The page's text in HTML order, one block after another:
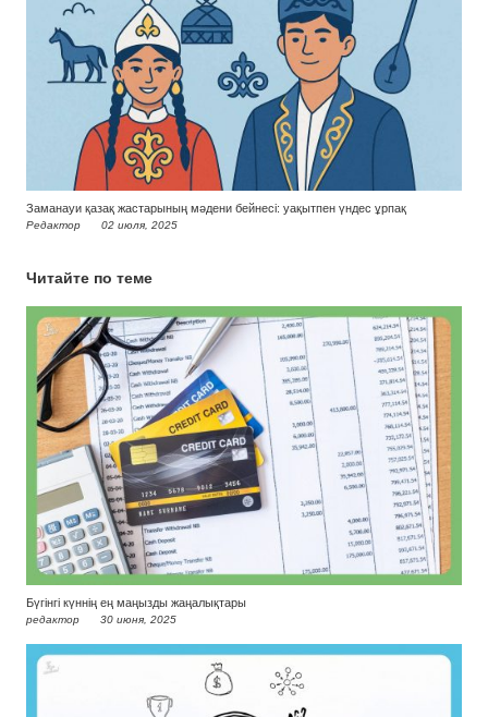
Заманауи қазақ жастарының мәдени бейнесі: уақытпен үндес ұрпақ
Редактор 02 июля, 2025
Читайте по теме
Бүгінгі күннің ең маңызды жаңалықтары
редактор 30 июня, 2025